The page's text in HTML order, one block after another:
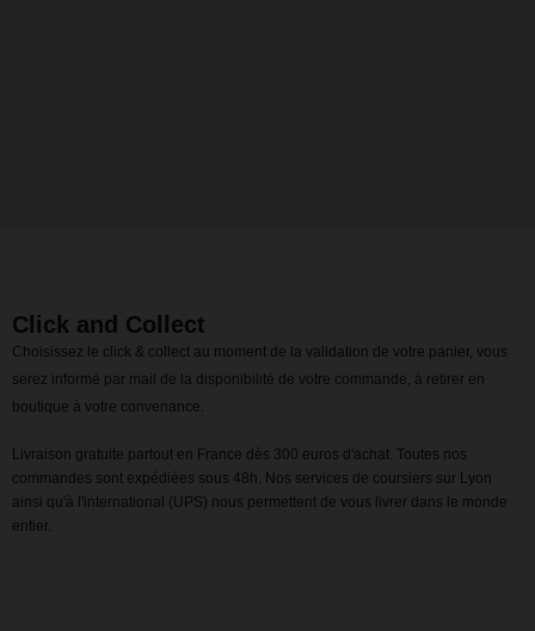
Click and Collect
Choisissez le click & collect au moment de la validation de votre panier, vous
serez informé par mail de la disponibilité de votre commande, à retirer en
boutique à votre convenance.
Livraison gratuite partout en France dès 300 euros d'achat. Toutes nos
commandes sont expédiées sous 48h. Nos services de coursiers sur Lyon
ainsi qu'à l'international (UPS) nous permettent de vous livrer dans le monde
entier.